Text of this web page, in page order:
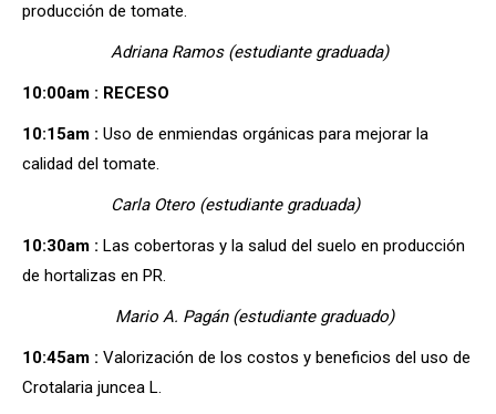
producción de tomate.
Adriana Ramos (estudiante graduada)
10:00am : RECESO
10:15am : Uso de enmiendas orgánicas para mejorar la
calidad del tomate.
Carla Otero (estudiante graduada)
10:30am : Las cobertoras y la salud del suelo en producción
de hortalizas en PR.
Mario A. Pagán (estudiante graduado)
10:45am : Valorización de los costos y beneficios del uso de
Crotalaria juncea L.